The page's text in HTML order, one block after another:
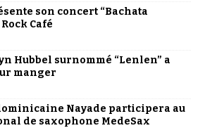
son concert “Bachata
Café
Hubbel surnommé “Lenlen” a
manger
Nayade participera au
de saxophone MedeSax